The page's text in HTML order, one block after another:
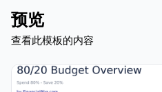
预览
查看此模板的内容